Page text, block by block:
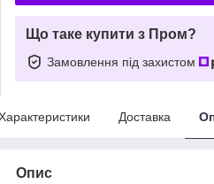
Що таке купити з Пром?
Замовлення під захистом
Доставка
Опис